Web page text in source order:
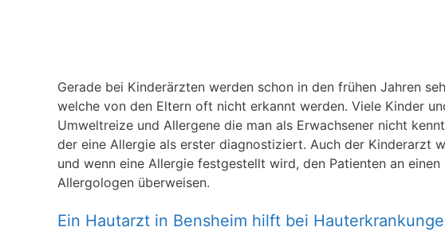
Gerade bei Kinderärzten werden schon in den frühen Jahren
welche von den Eltern oft nicht erkannt werden. Viele Kinder
Umweltreize und Allergene die man als Erwachsener nicht
der eine Allergie als erster diagnostiziert. Auch der Kinderarzt
und wenn eine Allergie festgestellt wird, den Patienten an
Allergologen überweisen.
Ein Hautarzt in Bensheim hilft bei